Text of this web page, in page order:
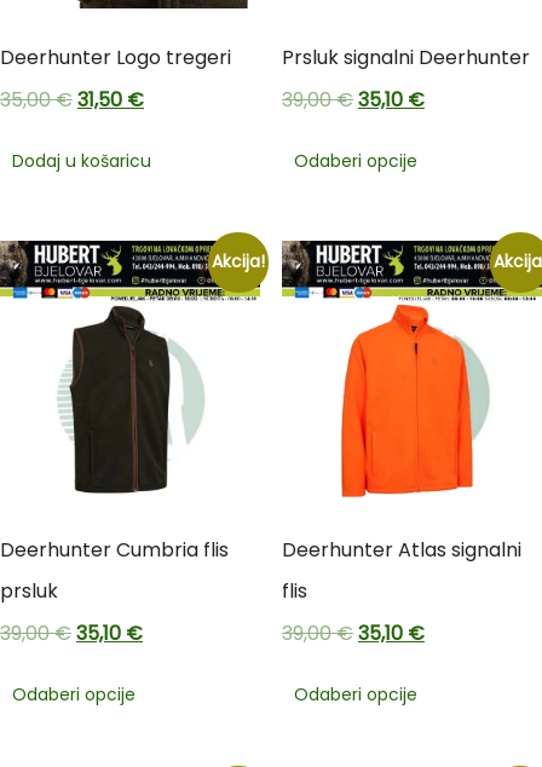
Deerhunter Logo tregeri
35,00€31,50 €
Dodaj u košaricu
Prsluk signalni Deerhunter
39,00€35,10 €
Odaberi opcije
Akcija!
Deerhunter Cumbria flis
prsluk
39,00€35,10 €
Odaberi opcije
Deerhunter Atlas signalni
flis
39,00€35,10 €
Odaberi opcije